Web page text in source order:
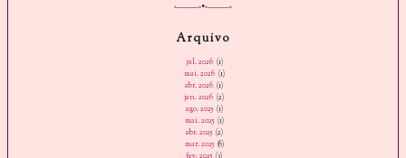
«———«•»———»
Arquivo
jul. 2026 (1)
mai. 2026 (1)
abr. 2026 (1)
jan. 2026 (2)
ago. 2025 (1)
mai. 2025 (1)
abr. 2025 (2)
mar. 2025 (6)